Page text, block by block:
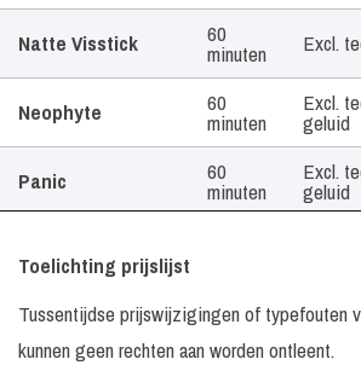
Natte Visstick 60
minuten Excl.
Neophyte 60
minuten
Excl.
geluid
Panic 60
minuten
Excl.
geluid
Ricardo Moreno 60
minuten
Excl.
geluid
Toelichting prijslijst
Tussentijdse prijswijzigingen of typefouten
kunnen geen rechten aan worden ontleent.